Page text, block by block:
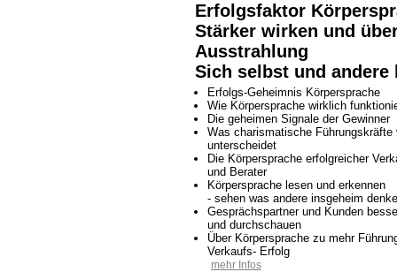
Erfolgsfaktor
Stärker wirken und
Ausstrahlung
Sich selbst und andere
Erfolgs-Geheimnis Körpersprache
Wie Körpersprache wirklich
Die geheimen Signale der Gewinner
Was charismatische Führungskräfte
unterscheidet
Die Körpersprache erfolgreicher
und Berater
Körpersprache lesen und erkennen
- sehen was andere insgeheim
Gesprächspartner und Kunden
und durchschauen
Über Körpersprache zu mehr
Verkaufs- Erfolg
mehr Infos